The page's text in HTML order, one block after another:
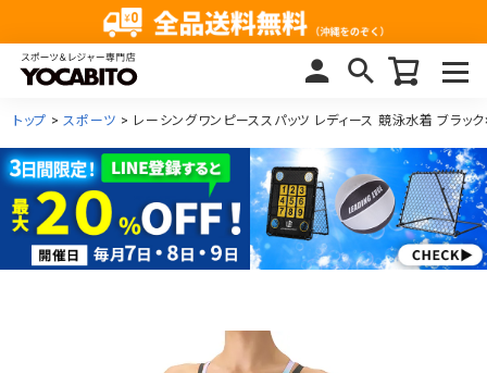
トップ スポーツ レーシングワンピーススパッツ レディース 競泳水着 ブラッ